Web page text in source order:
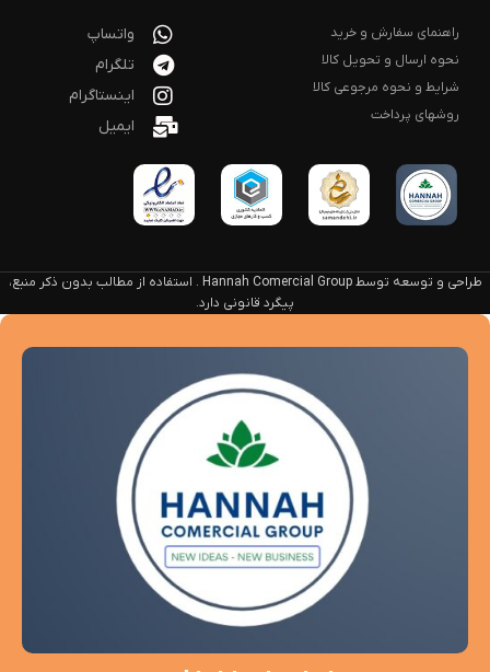
راهنمای سفارش و خرید
نحوه ارسال و تحویل کالا
شرایط و نحوه مرجوعی کالا
روشهای پرداخت
واتساپ
تلگرام
اینستاگرام
ایمیل
طراحی و توسعه توسط Hannah Comercial Group . استفاده از مطالب بدون ذکر منبع،
پیگرد قانونی دارد.